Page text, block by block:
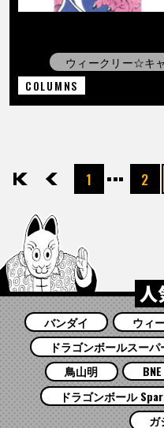
ウィークリー☆キ
COLUMNS
先頭 前へ1 2
人
バンダイ
ウィ
ドラゴンボールスー
鳥山明
BNE
ドラゴンボール
ガ